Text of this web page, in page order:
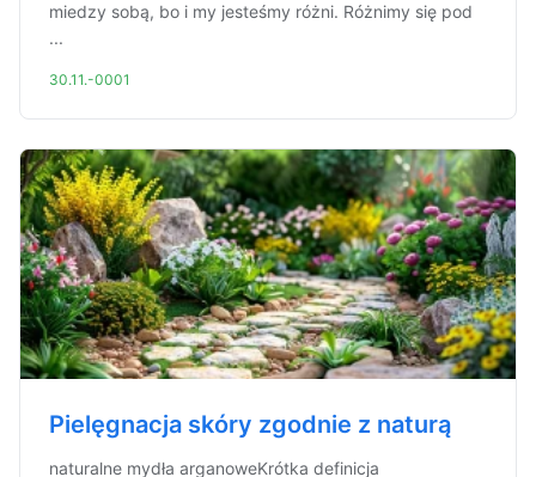
miedzy sobą, bo i my jesteśmy różni. Różnimy się pod
...
30.11.-0001
Pielęgnacja skóry zgodnie z naturą
naturalne mydła arganoweKrótka definicja